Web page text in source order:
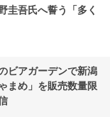
圭吾氏へ誓う「多く
ビアガーデンで新潟
まめ」を販売数量限